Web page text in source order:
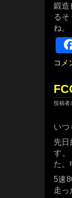
鍛造
る
ね。
コメ
投稿者
いつ
先
す。
た。
5速
走っ